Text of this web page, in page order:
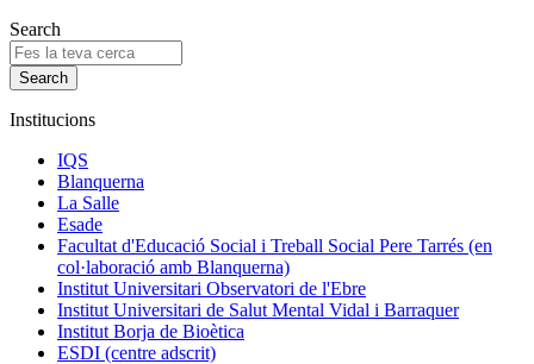
Search
Institucions
IQS
Blanquerna
La Salle
Esade
Facultat d'Educació Social i Treball Social Pere Tarrés (en
col·laboració amb Blanquerna)
Institut Universitari Observatori de l'Ebre
Institut Universitari de Salut Mental Vidal i Barraquer
Institut Borja de Bioètica
ESDI (centre adscrit)